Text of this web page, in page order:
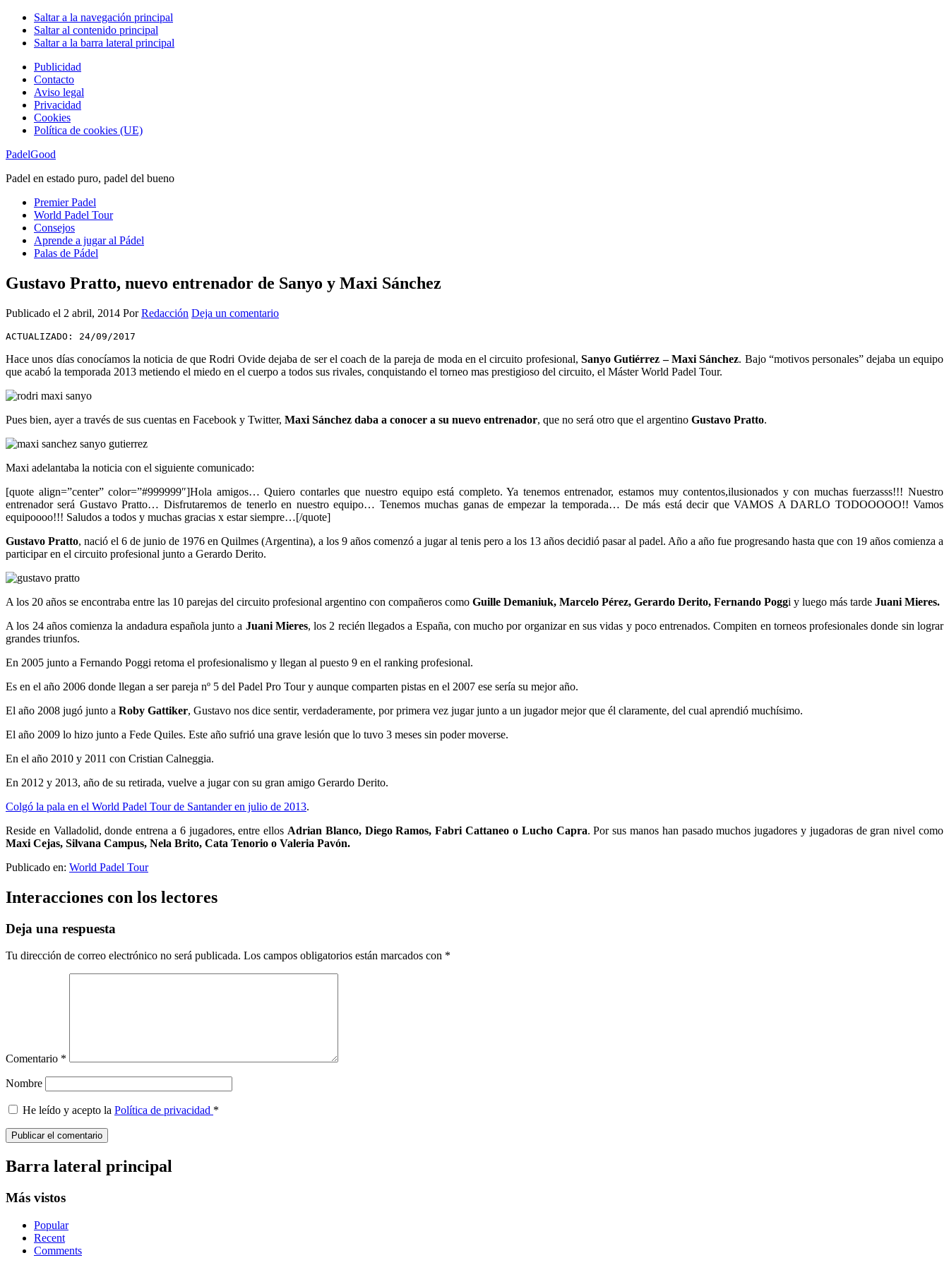
Saltar a la navegación principal
Saltar al contenido principal
Saltar a la barra lateral principal
Publicidad
Contacto
Aviso legal
Privacidad
Cookies
Política de cookies (UE)
PadelGood
Padel en estado puro, padel del bueno
Premier Padel
World Padel Tour
Consejos
Aprende a jugar al Pádel
Palas de Pádel
Gustavo Pratto, nuevo entrenador de Sanyo y Maxi Sánchez
Publicado el 2 abril, 2014 PorRedacción Deja un comentario
ACTUALIZADO: 24/09/2017
Hace unos días conocíamos la noticia de que Rodri Ovide dejaba de ser el coach de la pareja de moda en el circuito profesional,Sanyo Gutiérrez – Maxi Sánchez. Bajo “motivos personales” dejaba un equipo
que acabó la temporada 2013 metiendo el miedo en el cuerpo a todos sus rivales, conquistando el torneo mas prestigioso del circuito, el Máster World Padel Tour.
Pues bien, ayer a través de sus cuentas en Facebook y Twitter, Maxi Sánchez daba a conocer a su nuevo entrenador, que no será otro que el argentino Gustavo Pratto.
Maxi adelantaba la noticia con el siguiente comunicado:
[quote align=”center” color=”#999999″]Hola amigos… Quiero contarles que nuestro equipo está completo. Ya tenemos entrenador, estamos muy contentos,ilusionados y con muchas fuerzasss!!! Nuestro
entrenador será Gustavo Pratto… Disfrutaremos de tenerlo en nuestro equipo… Tenemos muchas ganas de empezar la temporada… De más está decir que VAMOS A DARLO TODOOOOO!! Vamos
equipoooo!!! Saludos a todos y muchas gracias x estar siempre…[/quote]
Gustavo Pratto, nació el 6 de junio de 1976 en Quilmes (Argentina), a los 9 años comenzó a jugar al tenis pero a los 13 años decidió pasar al padel. Año a año fue progresando hasta que con 19 años comienza a
participar en el circuito profesional junto a Gerardo Derito.
A los 20 años se encontraba entre las 10 parejas del circuito profesional argentino con compañeros como Guille Demaniuk, Marcelo Pérez, Gerardo Derito, Fernando Poggi y luego más tarde Juani Mieres.
A los 24 años comienza la andadura española junto a Juani Mieres, los 2 recién llegados a España, con mucho por organizar en sus vidas y poco entrenados. Compiten en torneos profesionales donde sin lograr
grandes triunfos.
En 2005 junto a Fernando Poggi retoma el profesionalismo y llegan al puesto 9 en el ranking profesional.
Es en el año 2006 donde llegan a ser pareja nº 5 del Padel Pro Tour y aunque comparten pistas en el 2007 ese sería su mejor año.
El año 2008 jugó junto a Roby Gattiker, Gustavo nos dice sentir, verdaderamente, por primera vez jugar junto a un jugador mejor que él claramente, del cual aprendió muchísimo.
El año 2009 lo hizo junto a Fede Quiles. Este año sufrió una grave lesión que lo tuvo 3 meses sin poder moverse.
En el año 2010 y 2011 con Cristian Calneggia.
En 2012 y 2013, año de su retirada, vuelve a jugar con su gran amigo Gerardo Derito.
Colgó la pala en el World Padel Tour de Santander en julio de 2013.
Reside en Valladolid, donde entrena a 6 jugadores, entre ellos Adrian Blanco, Diego Ramos, Fabri Cattaneo o Lucho Capra. Por sus manos han pasado muchos jugadores y jugadoras de gran nivel como
Maxi Cejas, Silvana Campus, Nela Brito, Cata Tenorio o Valeria Pavón.
Publicado en: World Padel Tour
Interacciones con los lectores
Deja una respuesta
Tu dirección de correo electrónico no será publicada. Los campos obligatorios están marcados con *
Comentario *
Nombre
He leído y acepto la Política de privacidad *
Barra lateral principal
Más vistos
Popular
Recent
Comments